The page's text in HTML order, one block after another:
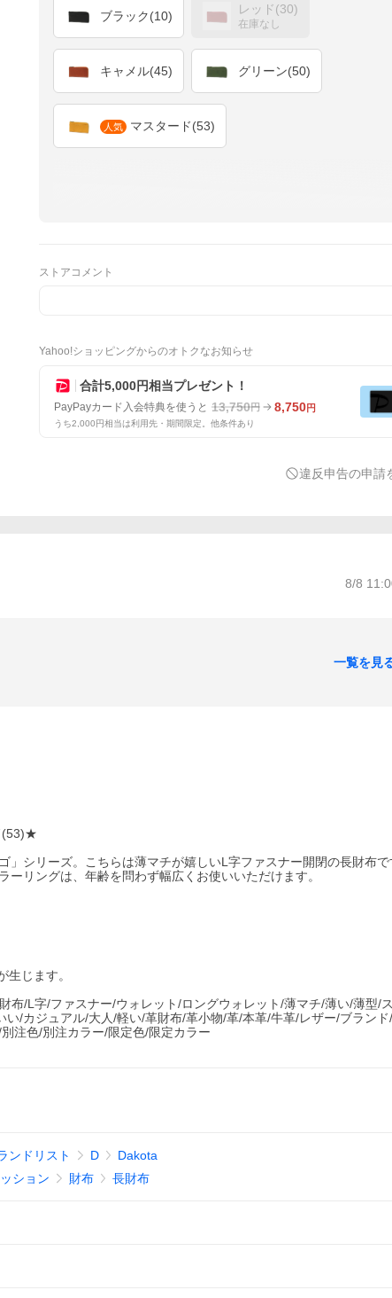
ブラック(10) レッド(30)
在庫なし
キャメル(45) グリーン(50)
人気 マスタード(53)
ストアコメント
Yahoo!ショッピングからのオトクなお知らせ
合計5,000円相当プレゼント！
PayPayカード入会特典を使うと 13,750円 8,750円
うち2,000円相当は利用先・期間限定。他条件あり
違反申告の申請
8/8
一覧を見
(53)★
シリーズ。こちらは薄マチが嬉しいL字ファスナー開閉の長財布で
リングは、年齢を問わず幅広くお使いいただけます。
じます。
布/L字/ファスナー/ウォレット/ロングウォレット/薄マチ/薄い/薄型/
/カジュアル/大人/軽い/革財布/革小物/革/本革/牛革/レザー/ブランド
注色/別注カラー/限定色/限定カラー
ンドリスト D
Dakota
ション 財布 長財布